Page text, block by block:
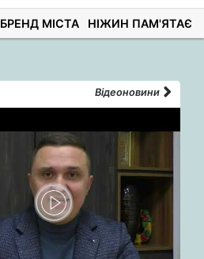
БРЕНД МІСТА НІЖИН ПАМ'ЯТАЄ
Відеоновини